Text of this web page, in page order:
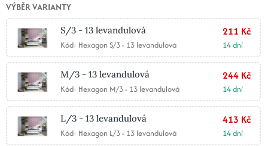
VÝBĚR VARIANTY
S/3 - 13 levandulová
Kód: Hexagon S/3 - 13 levandulová
211 Kč
14 dní
M/3 - 13 levandulová
Kód: Hexagon M/3 - 13 levandulová
244 Kč
14 dní
L/3 - 13 levandulová
Kód: Hexagon L/3 - 13 levandulová
413 Kč
14 dní